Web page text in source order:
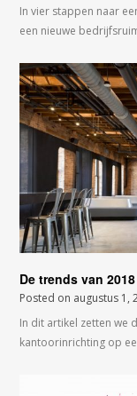
In vier stappen naar
een nieuwe
De trends van
Posted on augustus 1,
In dit artikel zetten we
kantoorinrichting op